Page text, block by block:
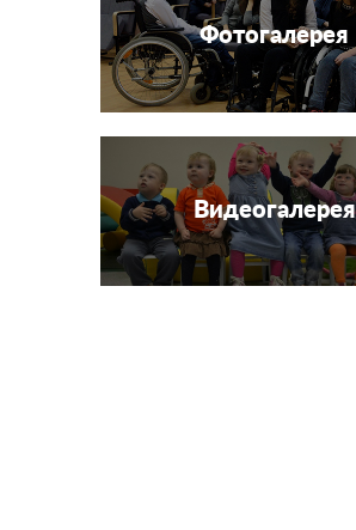
Фотогалерея
Видеогалерея